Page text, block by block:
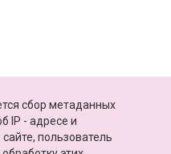
сбор метаданных
IP - адресе и
пользователь